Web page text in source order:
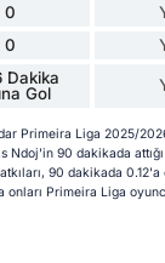
0
0
Dakika
Gol
Primeira Liga 2025/
Ndoj'in 90 dakikada
90 dakikada 0.12'a
onları Primeira Liga